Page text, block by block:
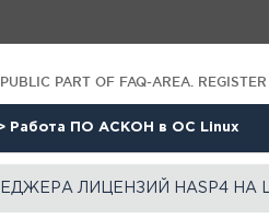
PART OF FAQ-AREA.
Работа ПО АСКОН в ОС Linux
ЛИЦЕНЗИЙ HASP4 НА